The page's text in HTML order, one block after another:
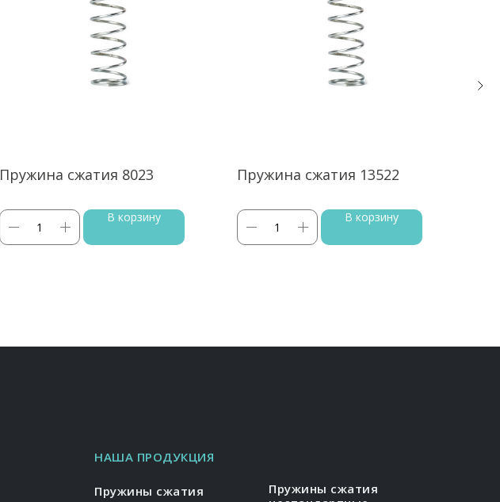
Пружина сжатия 8023
В корзину
Пружина сжатия 13522
В корзину
НАША ПРОДУКЦИЯ
Пружины сжатия
Пружины сжатия